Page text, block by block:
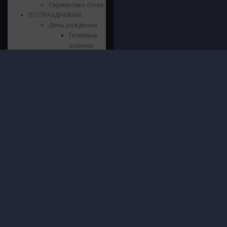
Сервировка стола
ПО ПРАЗДНИКАМ
День рождения
Гелиевые
шарики